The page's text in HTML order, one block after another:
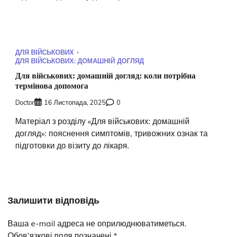
ДЛЯ ВІЙСЬКОВИХ
ДЛЯ ВІЙСЬКОВИХ: ДОМАШНІЙ ДОГЛЯД
Для військових: домашній догляд: коли потрібна
термінова допомога
Doctor 16 Листопада, 2025 0
Матеріал з розділу «Для військових: домашній
догляд»: пояснення симптомів, тривожних ознак та
підготовки до візиту до лікаря.
Залишити відповідь
Ваша e-mail адреса не оприлюднюватиметься.